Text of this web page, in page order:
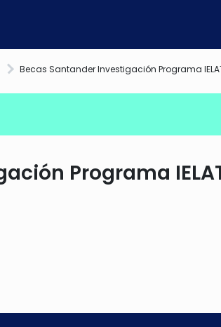
Becas Santander Investigación Programa
Programa